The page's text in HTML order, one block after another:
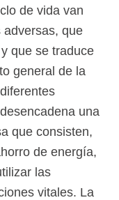
de vida van
adversas, que
que se traduce
general de la
una
que consisten,
de energía,
las
vitales. La